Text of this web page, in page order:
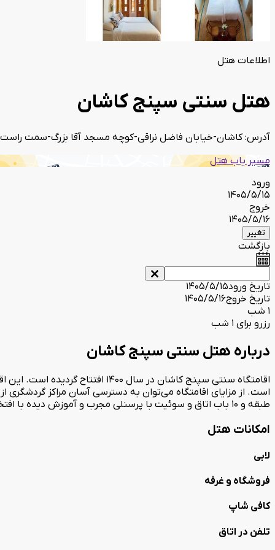
اطلاعات هتل
هتل سنتی سپنج کاشان
آدرس: کاشان-خیابان فاضل نراقی-کوچه مسجد آقا بزرگ-سمت راست
مسیر یاب هتل
ورود
1405/5/15
خروج
1405/5/16
تغییر
بازگشت
تاریخ ورود1405/5/15
تاریخ خروج1405/5/16
1 شب
رزرو برای 1 شب
درباره هتل سنتی سپنج کاشان
طبقه و 10 باب اتاق و سوئیت با پرسنلی مجرب و آموزش دیده با افتخار آماده میزبانی از شما میهمانان گرامی می‌باشد.
امکانات هتل
لابی
فروشگاه و غرفه
کافی شاپ
تلفن در اتاق